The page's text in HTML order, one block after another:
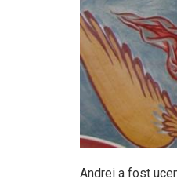
Andrei a fost